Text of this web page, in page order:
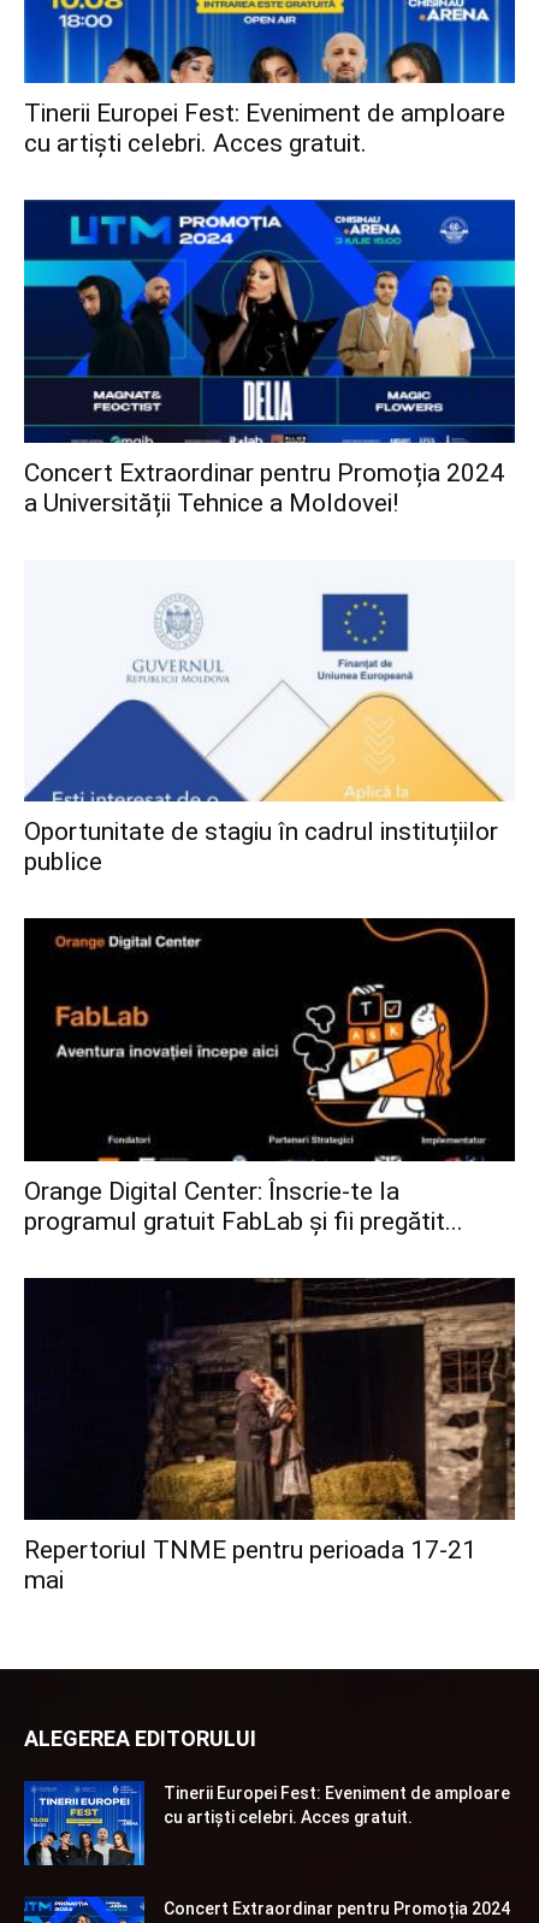
Tinerii Europei Fest: Eveniment de amploare
cu artiști celebri. Acces gratuit.
Concert Extraordinar pentru Promoția 2024
a Universității Tehnice a Moldovei!
Oportunitate de stagiu în cadrul instituțiilor
publice
Orange Digital Center: Înscrie-te la
programul gratuit FabLab și fii pregătit...
Repertoriul TNME pentru perioada 17-21
mai
ALEGEREA EDITORULUI
Tinerii Europei Fest: Eveniment de amploare
cu artiști celebri. Acces gratuit.
Concert Extraordinar pentru Promoția 2024